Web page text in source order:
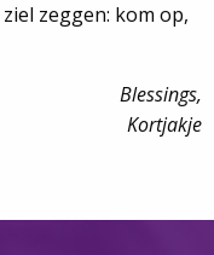
zeggen: kom op,
Blessings,
Kortjakje